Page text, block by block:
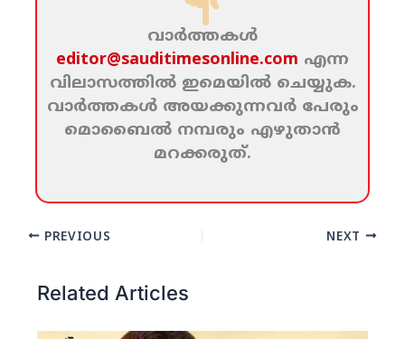
വാര്‍ത്തകള്‍
editor@sauditimesonline.com എന്ന
വിലാസത്തില്‍ ഇമെയില്‍ ചെയ്യുക.
വാര്‍ത്തകള്‍ അയക്കുന്നവര്‍ പേരും
മൊബൈല്‍ നമ്പരും എഴുതാന്‍
മറക്കരുത്‌.
PREVIOUS NEXT
Related Articles